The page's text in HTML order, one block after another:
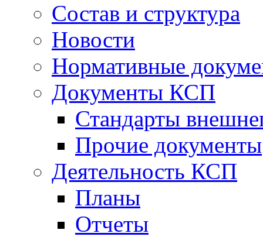
Состав и структура
Новости
Нормативные
Документы КСП
Стандарты
Прочие документы
Деятельность КСП
Планы
Отчеты